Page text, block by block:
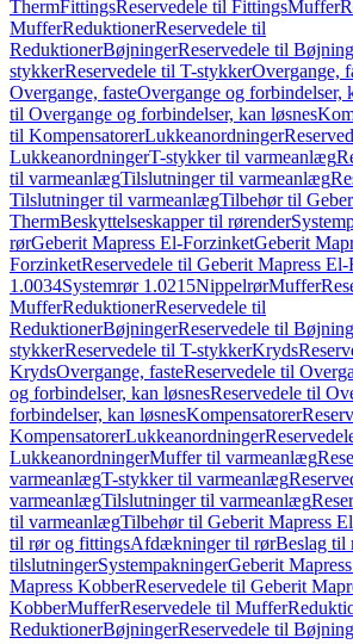
ThermFittingsReservedele til FittingsMuffer
MufferReduktionerReservedele til
ReduktionerBøjningerReservedele til
stykkerReservedele til T-stykkerOvergange,
Overgange, fasteOvergange og forbindelser,
til Overgange og forbindelser, kan løsnes
til KompensatorerLukkeanordninger
LukkeanordningerT-stykker til varmeanlæg
til varmeanlægTilslutninger til varmeanlæg
Tilslutninger til varmeanlægTilbehør til
ThermBeskyttelseskapper til rørender
rørGeberit Mapress El-ForzinketGeberit
ForzinketReservedele til Geberit Mapress
1.0034Systemrør 1.0215NippelrørMuffer
MufferReduktionerReservedele til
ReduktionerBøjningerReservedele til
stykkerReservedele til T-stykkerKryds
KrydsOvergange, fasteReservedele til
og forbindelser, kan løsnesReservedele til
forbindelser, kan løsnesKompensatorer
KompensatorerLukkeanordninger
LukkeanordningerMuffer til varmeanlæg
varmeanlægT-stykker til varmeanlæg
varmeanlægTilslutninger til varmeanlæg
til varmeanlægTilbehør til Geberit Mapress
til rør og fittingsAfdækninger til rørBeslag til
tilslutningerSystempakningerGeberit
Mapress KobberReservedele til Geberit
KobberMufferReservedele til Muffer
ReduktionerBøjningerReservedele til